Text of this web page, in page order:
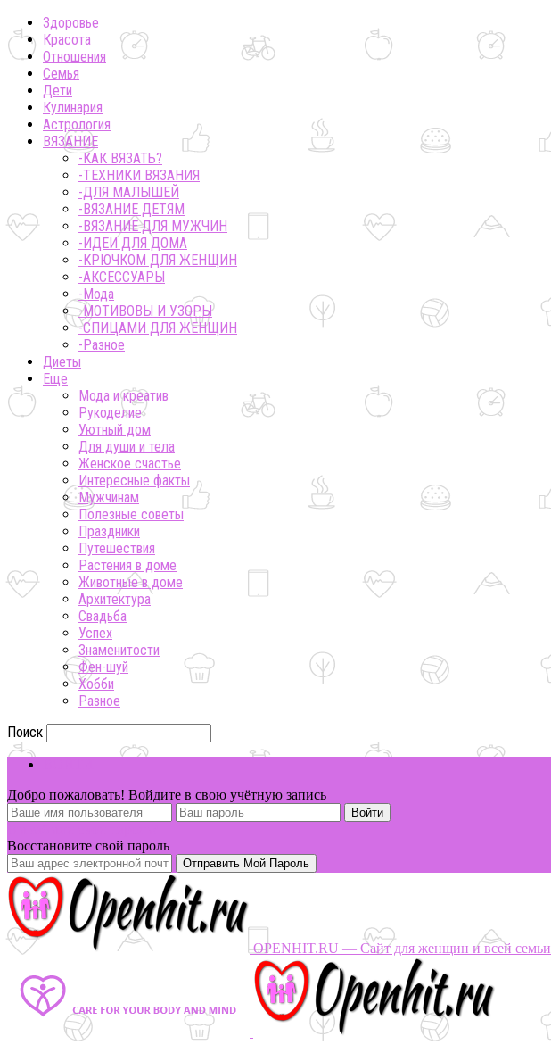
Здоровье
Красота
Отношения
Семья
Дети
Кулинария
Астрология
ВЯЗАНИЕ
-КАК ВЯЗАТЬ?
-ТЕХНИКИ ВЯЗАНИЯ
-ДЛЯ МАЛЫШЕЙ
-ВЯЗАНИЕ ДЕТЯМ
-ВЯЗАНИЕ ДЛЯ МУЖЧИН
-ИДЕИ ДЛЯ ДОМА
-КРЮЧКОМ ДЛЯ ЖЕНЩИН
-AКСЕССУАРЫ
-Мода
-МОТИВОВЫ И УЗОРЫ
-СПИЦАМИ ДЛЯ ЖЕНЩИН
-Разное
Диеты
Еще
Мода и креатив
Рукоделие
Уютный дом
Для души и тела
Женское счастье
Интересные факты
Мужчинам
Полезные советы
Праздники
Путешествия
Растения в доме
Животные в доме
Архитектура
Свадьба
Успех
Знаменитости
Фен-шуй
Хобби
Разное
Поиск
Добро пожаловать! Войдите в свою учётную запись
Восстановите свой пароль
OPENHIT.RU — Сайт для женщин и всей семьи